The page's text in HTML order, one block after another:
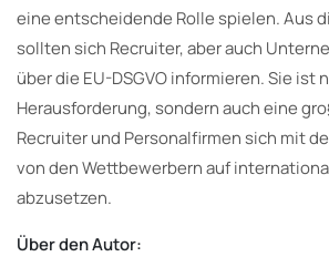
eine entscheidende Rolle spielen. Aus
sollten sich Recruiter, aber auch
über die EU-DSGVO informieren. Sie ist
Herausforderung, sondern auch eine
Recruiter und Personalfirmen sich mit
von den Wettbewerbern auf
abzusetzen.
Über den Autor: